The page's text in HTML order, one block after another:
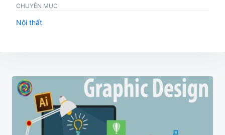
CHUYÊN MỤC
Nội thất
Điều
hướng
viết